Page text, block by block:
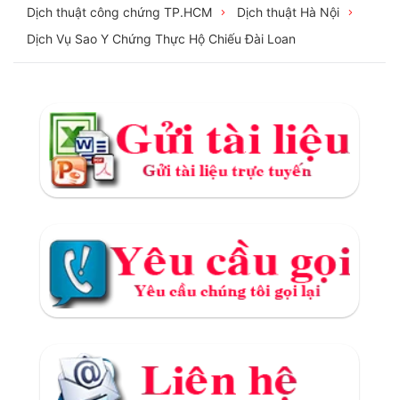
Dịch thuật công chứng TP.HCM
Dịch thuật Hà Nội
Dịch Vụ Sao Y Chứng Thực Hộ Chiếu Đài Loan